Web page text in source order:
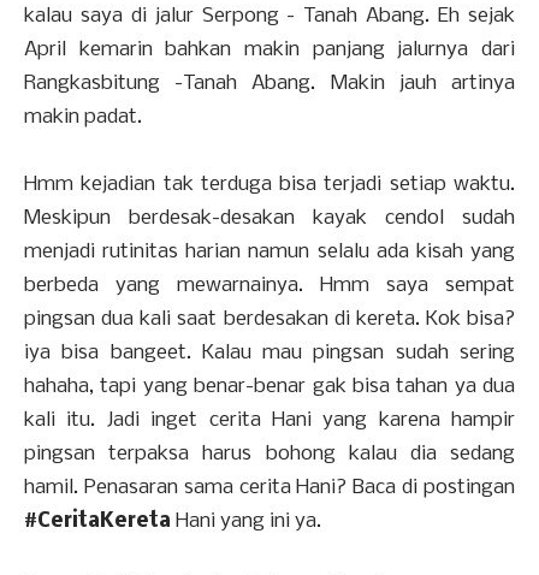
kalau saya di jalur Serpong - Tanah Abang. Eh sejak
April kemarin bahkan makin panjang jalurnya dari
Rangkasbitung -Tanah Abang. Makin jauh artinya
makin padat.
Hmm kejadian tak terduga bisa terjadi setiap waktu.
Meskipun berdesak-desakan kayak cendol sudah
menjadi rutinitas harian namun selalu ada kisah yang
berbeda yang mewarnainya. Hmm saya sempat
pingsan dua kali saat berdesakan di kereta. Kok bisa?
iya bisa bangeet. Kalau mau pingsan sudah sering
hahaha, tapi yang benar-benar gak bisa tahan ya dua
kali itu. Jadi inget cerita Hani yang karena hampir
pingsan terpaksa harus bohong kalau dia sedang
hamil. Penasaran sama cerita Hani? Baca di postingan
#CeritaKereta Hani yang ini ya.